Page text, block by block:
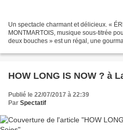
Un spectacle charmant et délicieux. «
MONTMARTOIS, musique sous-titrée
deux bouches » est un régal, une
HOW LONG IS NOW ? à
Publié le 22/07/2017 à 22:39
Par Spectatif